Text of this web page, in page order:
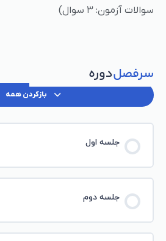
سوالات آزمون: ۳ سوال)
سرفصلدوره
بازکردن همه
جلسه اول
جلسه دوم